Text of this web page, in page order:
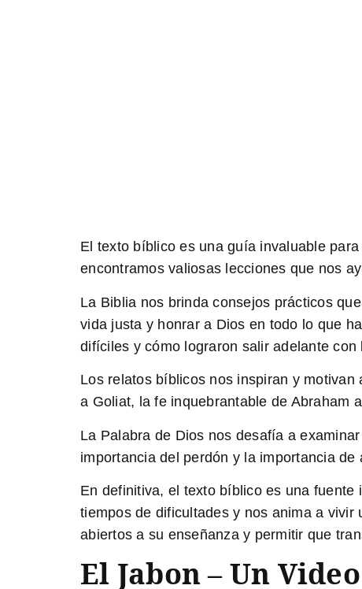
El texto bíblico es una guía invaluable
encontramos valiosas lecciones que nos
La Biblia nos brindaconsejos prácticosque
vida justa y honrar a Dios en todo lo que
difíciles y cómo lograron salir adelante con
Los relatos bíblicos nos inspiran y motivan
a Goliat, la fe inquebrantable de Abraham
La Palabra de Dios nos desafía a
importancia del perdón y la importancia de
En definitiva, el texto bíblico es una fuente
tiempos de dificultades y nos anima a
abiertos a su enseñanza y permitir que
El Jabon – Un